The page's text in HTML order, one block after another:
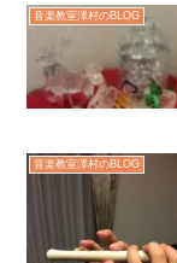
音楽教室澤村のBLOG
音楽教室澤村のBLOG